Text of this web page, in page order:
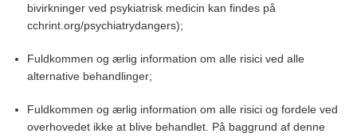
bivirkninger ved psykiatrisk medicin kan findes på
cchrint.org/psychiatrydangers);
Fuldkommen og ærlig information om alle risici ved alle
alternative behandlinger;
Fuldkommen og ærlig information om alle risici og fordele ved
overhovedet ikke at blive behandlet. På baggrund af denne